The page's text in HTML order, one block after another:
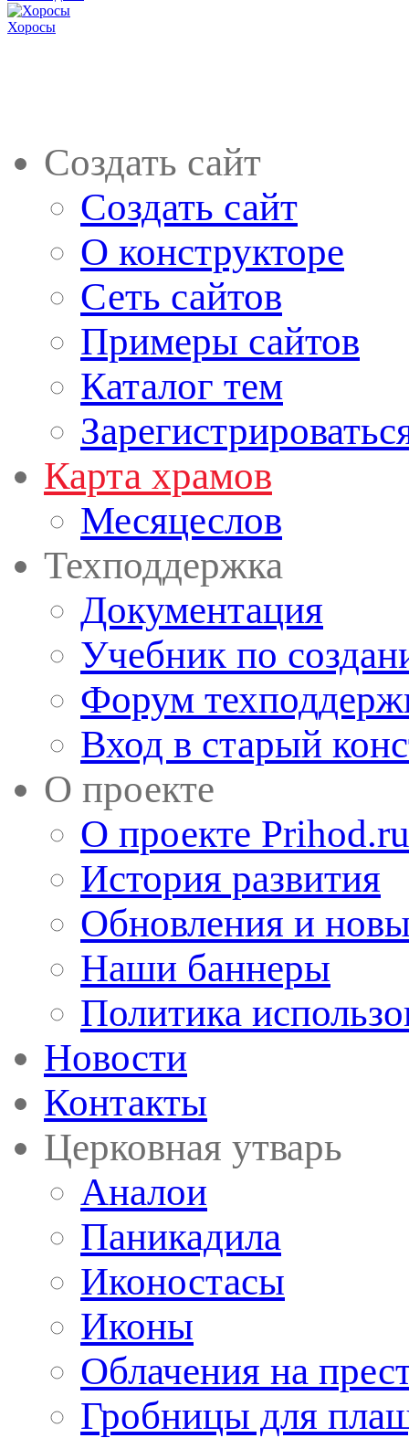
Хоросы
Создать сайт
Создать сайт
О конструкторе
Сеть сайтов
Примеры сайтов
Каталог тем
Карта храмов
Месяцеслов
Техподдержка
Документация
Учебник по
Форум
Вход в старый
О проекте
О проекте Prihod.ru
История развития
Обновления и
Наши баннеры
Политика
Новости
Контакты
Церковная утварь
Аналои
Паникадила
Иконостасы
Иконы
Облачения на
Гробницы для